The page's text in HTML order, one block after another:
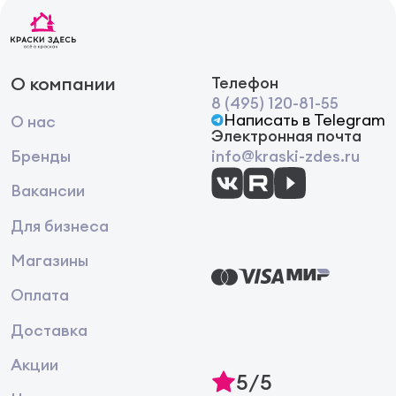
О компании
О нас
Бренды
Вакансии
Для бизнеса
Магазины
Оплата
Доставка
Акции
Телефон
8 (495) 120-81-55
Написать в Telegram
Электронная почта
info@kraski-zdes.ru
5/5